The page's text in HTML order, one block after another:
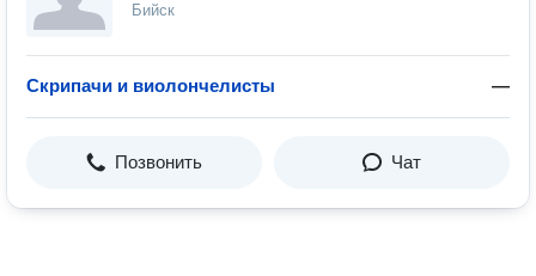
Бийск
Скрипачи и виолончелисты —
Позвонить Чат